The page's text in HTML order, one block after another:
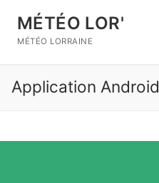
contenu
MÉTÉO LOR'
MÉTÉO LORRAINE
Rechercher :
Application Android